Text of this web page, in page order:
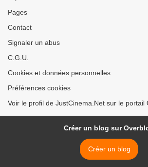
Pages
Contact
Signaler un abus
C.G.U.
Cookies et données personnelles
Préférences cookies
Voir le profil de JustCinema.Net sur le portail
Créer un blog sur
Créer un blog